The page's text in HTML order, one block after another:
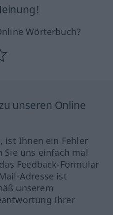
Wörterbuch?
unseren Online
ist Ihnen ein Fehler
uns einfach mal
Feedback-Formular
Adresse ist
unserem
Ihrer